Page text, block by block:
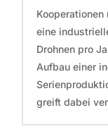
eine
Drohnen pro
Aufbau einer
greift dabei